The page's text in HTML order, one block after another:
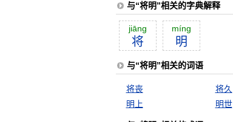
与“将明”相关的字典解释
jiāng
将
míng
明
与“将明”相关的词语
将丧 将久
明上
明世